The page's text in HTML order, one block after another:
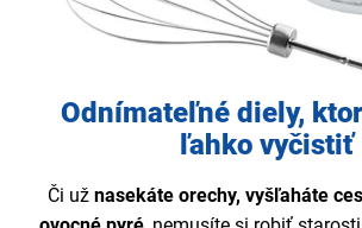
Odnímateľné diely,
ľahko vyčistiť
Či už nasekáte orechy, vyšľaháte